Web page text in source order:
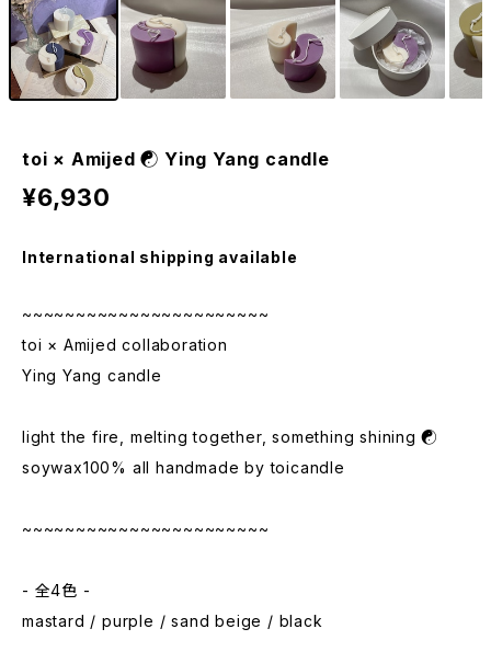
toi × Amijed ☯ Ying Yang candle
¥6,930
International shipping available
~~~~~~~~~~~~~~~~~~~~~~~
toi × Amijed collaboration
Ying Yang candle
light the fire, melting together, something shining ☯
soywax100% all handmade by toicandle
~~~~~~~~~~~~~~~~~~~~~~~
- 全4色 -
mastard / purple / sand beige / black